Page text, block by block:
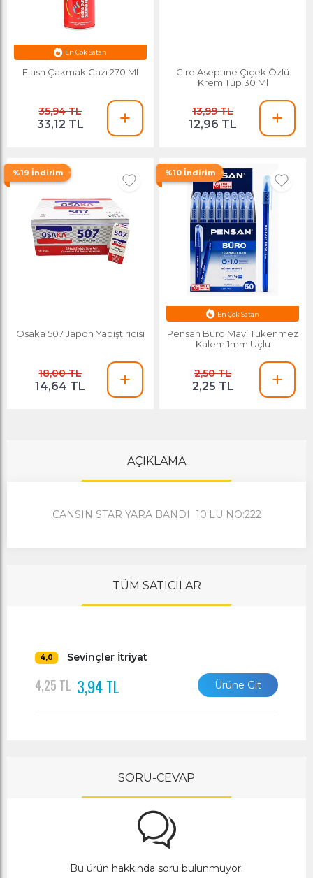
En Çok Satan
Flash Çakmak Gazı 270 Ml
35,94 TL
33,12 TL
Cire Aseptine Çiçek Özlü
Krem Tüp 30 Ml
13,99 TL
12,96 TL
%19 İndirim
Osaka 507 Japon Yapıştırıcısı
18,00 TL
14,64 TL
%10 İndirim
En Çok Satan
Pensan Büro Mavi Tükenmez
Kalem 1mm Uçlu
2,50 TL
2,25 TL
AÇIKLAMA
CANSIN STAR YARA BANDI 10'LU NO:222
TÜM SATICILAR
4,0 Sevinçler İtriyat
4,25 TL 3,94 TL Ürüne Git
SORU-CEVAP
Bu ürün hakkında soru bulunmuyor.